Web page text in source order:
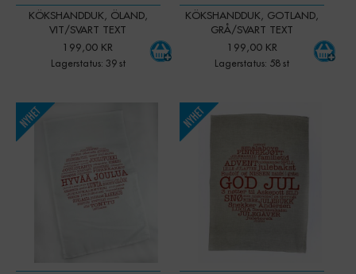
KÖKSHANDDUK, ÖLAND,
VIT/SVART TEXT
199,00 KR
Lagerstatus: 39 st
KÖKSHANDDUK, GOTLAND,
GRÅ/SVART TEXT
199,00 KR
Lagerstatus: 58 st
Qty: Qty: +
-